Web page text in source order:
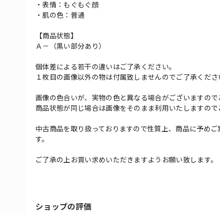
・表情：もぐもぐ顔
・肌の色：普通
【商品状態】
Ａ－（黒い部分あり）
個体差による若干の違いはご了承ください。
１枚目の画像以外の物は付属致しませんのでご了承くださ
画像の色合いが、実物の色と異なる場合がございますの
商品状態が同じ場合は画像をそのまま利用いたしますの
中古商品を取り扱っておりますので性質上、商品に予め
す。
ご了承の上お買い求めいただきますようお願い致します。
ショップの評価